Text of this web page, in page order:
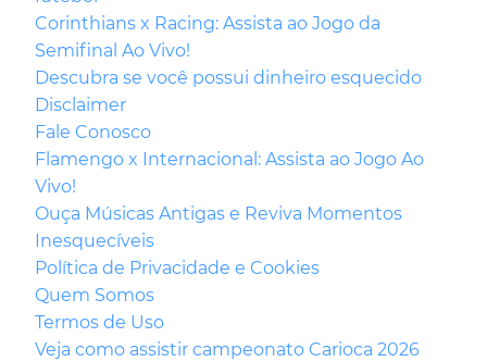
Corinthians x Racing: Assista ao Jogo da
Semifinal Ao Vivo!
Descubra se você possui dinheiro esquecido
Disclaimer
Fale Conosco
Flamengo x Internacional: Assista ao Jogo Ao
Vivo!
Ouça Músicas Antigas e Reviva Momentos
Inesquecíveis
Política de Privacidade e Cookies
Quem Somos
Termos de Uso
Veja como assistir campeonato Carioca 2026